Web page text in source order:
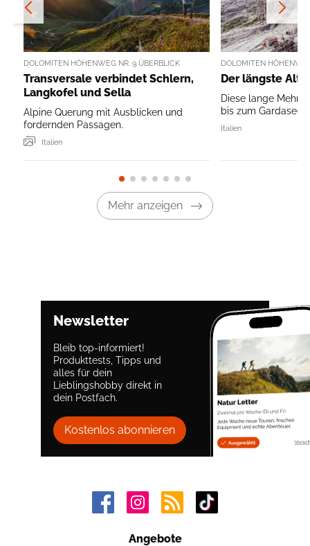
DOLOMITEN HÖHENWEG NR. 9 ÜBERBLICK
Transversale verbindet Schlern,
Langkofel und Sella
Alpine Querung mit Ausblicken und
fordernden Passagen.
Italien
DOLOMITEN
Der längste
Diese lange
bis zum Gardasee
Italien
Mehr anzeigen
Newsletter
Bleib top-informiert!
Produkttests, Tipps und
alles für dein
Lieblingshobby direkt in
dein Postfach.
Kostenlos abonnieren
Angebote